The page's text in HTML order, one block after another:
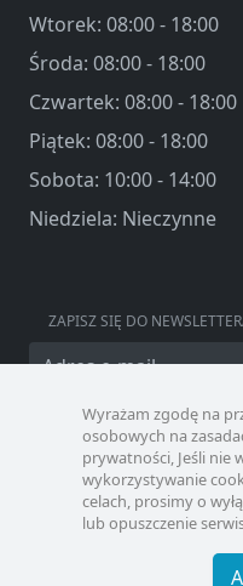
Wyrażam zgodę na
osobowych na
prywatności, Jeśli nie
wykorzystywanie
celach, prosimy o
lub opuszczenie
ZAPISZ SIĘ DO
Wtorek: 08:00 - 18:00
Środa: 08:00 - 18:00
Czwartek: 08:00 - 18:00
Piątek: 08:00 - 18:00
Sobota: 10:00 - 14:00
Niedziela: Nieczynne